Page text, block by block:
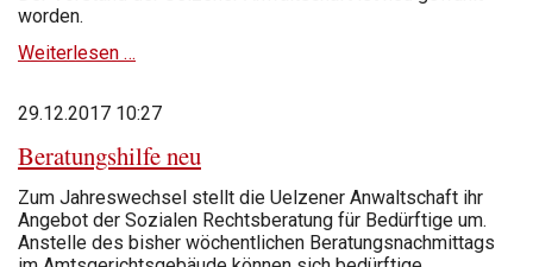
worden.
Weiterlesen …
29.12.2017 10:27
Beratungshilfe neu
Zum Jahreswechsel stellt die Uelzener Anwaltschaft ihr
Angebot der Sozialen Rechtsberatung für Bedürftige um.
Anstelle des bisher wöchentlichen Beratungsnachmittags